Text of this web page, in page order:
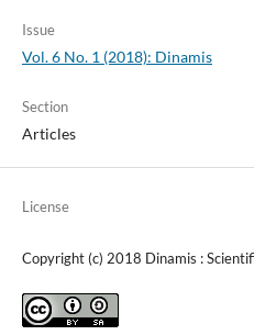
Issue
Vol. 6 No. 1 (2018): Dinamis
Section
Articles
License
Copyright (c) 2018 Dinamis :